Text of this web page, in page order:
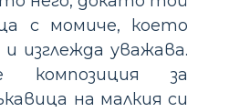
с момиче, което
изглежда уважава.
композиция за
на малкия си